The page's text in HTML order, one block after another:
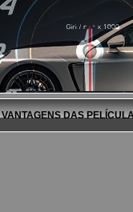
VANTAGENS DAS